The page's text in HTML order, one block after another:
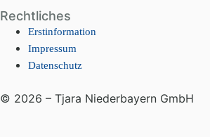
Rechtliches
Erstinformation
Impressum
Datenschutz
© 2026 – Tjara Niederbayern GmbH